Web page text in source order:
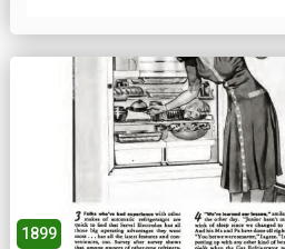
способствовать планам по
церкви.Филипп собрал
средних военных к...
1899